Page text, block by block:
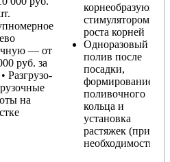
— от
руб. за
Разгрузо-
на
корнеобразующим
стимулятором
роста корней
Одноразовый
полив после
посадки,
формирование
поливочного
кольца и
установка
растяжек (при
необходимости)